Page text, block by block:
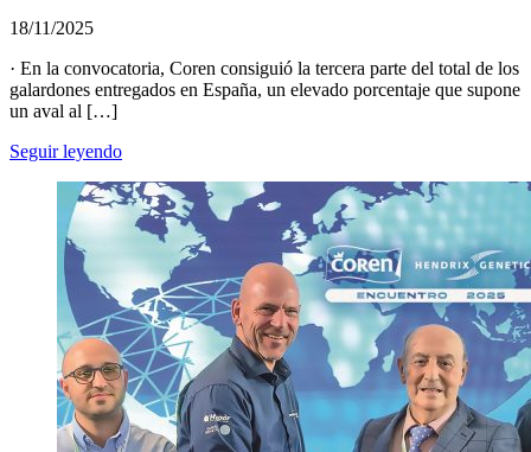
18/11/2025
· En la convocatoria, Coren consiguió la tercera parte del total de los
galardones entregados en España, un elevado porcentaje que supone
un aval al […]
Seguir leyendo